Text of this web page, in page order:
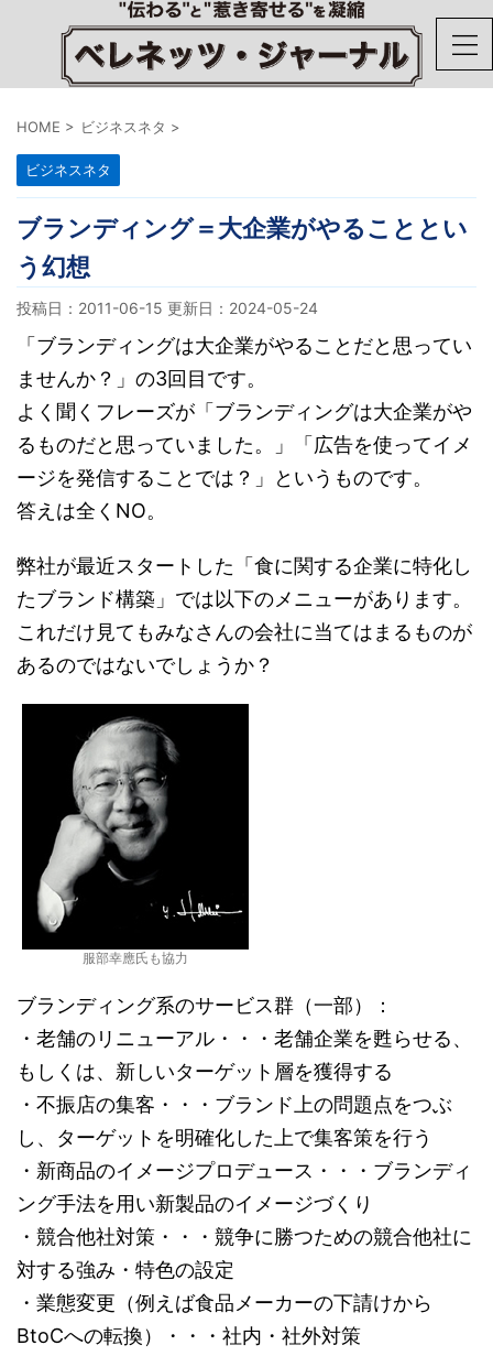
HOME > ビジネスネタ >
ビジネスネタ
ブランディング＝大企業がやることとい
う幻想
投稿日：2011-06-15 更新日： 2024-05-24
「ブランディングは大企業がやることだと思ってい
ませんか？」の3回目です。
よく聞くフレーズが「ブランディングは大企業がや
るものだと思っていました。」「広告を使ってイメ
ージを発信することでは？」というものです。
答えは全くNO。
弊社が最近スタートした「食に関する企業に特化し
たブランド構築」では以下のメニューがあります。
これだけ見てもみなさんの会社に当てはまるものが
あるのではないでしょうか？
服部幸應氏も協力
ブランディング系のサービス群（一部）：
・老舗のリニューアル・・・老舗企業を甦らせる、
もしくは、新しいターゲット層を獲得する
・不振店の集客・・・ブランド上の問題点をつぶ
し、ターゲットを明確化した上で集客策を行う
・新商品のイメージプロデュース・・・ブランディ
ング手法を用い新製品のイメージづくり
・競合他社対策・・・競争に勝つための競合他社に
対する強み・特色の設定
・業態変更（例えば食品メーカーの下請けから
BtoCへの転換）・・・社内・社外対策